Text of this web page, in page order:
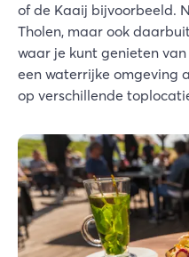
of de Kaaij bijvoorbeeld.
Tholen, maar ook
waar je kunt genieten
een waterrijke omgeving
op verschillende